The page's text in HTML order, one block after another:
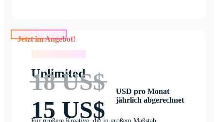
Jetzt im Angebot!
Unlimited
18 US$
15 US$
USD pro Monat
jährlich abgerechnet